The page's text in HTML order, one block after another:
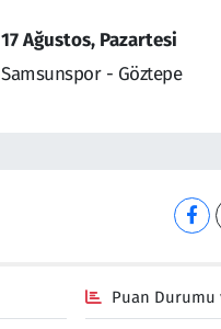
17 Ağustos, Pazartesi
Samsunspor - Göztepe
Puan Durumu